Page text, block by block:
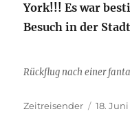
York!!! Es war
Besuch in der
Rückflug nach einer
Autor
Zeitreisender 18.